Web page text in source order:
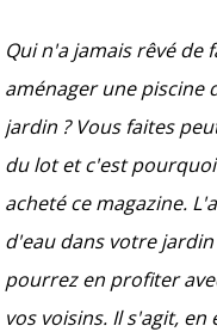
Qui n'a jamais rêvé de
aménager une piscine
jardin ? Vous faites
du lot et c'est
acheté ce magazine.
d'eau dans votre
pourrez en profiter
vos voisins. Il s'agit,